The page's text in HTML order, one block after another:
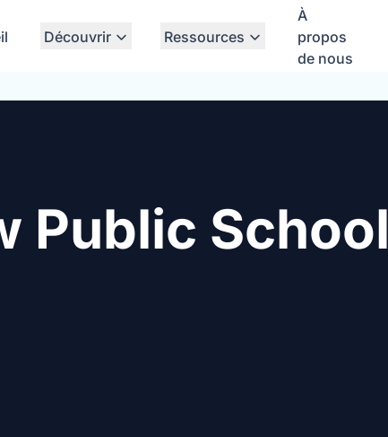
Découvrir Ressources
À
propos
de nous
Public School